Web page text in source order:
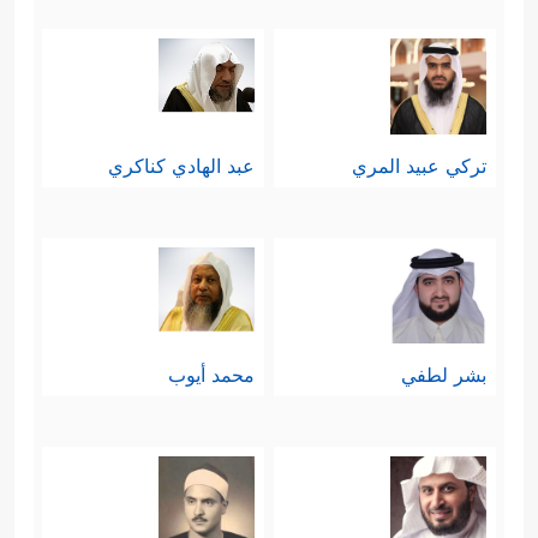
بَرَزُواْ مِنۡ عِندِكَ بَیَّتَ طَاۤىِٕفَةࣱ مِّنۡهُمۡ غَیۡرَ ٱلَّذِی تَقُولُۖ﴾
هؤلاء الذين لهم حساباتهم الخاصة، فهم
لم يتربّوا على السمع والطاعة، بل هم
أن ينالهم منها
﴿فَإِنۡ أَصَـٰبَتۡكُم مُّصِیبَةࣱ قَالَ قَدۡ
أَنۡعَمَ ٱللَّهُ عَلَیَّ إِذۡ لَمۡ أَكُن مَّعَهُمۡ﴾هؤلاء ليسوا
جنودًا بل تجَّار يكثرون عند الطمع،
ويقلُّون عند الفزع.
ولا يبعد عن هؤلاء أولئك الذين لا
تركي عبيد المري عبد الهادي كناكري
بشر لطفي محمد أيوب